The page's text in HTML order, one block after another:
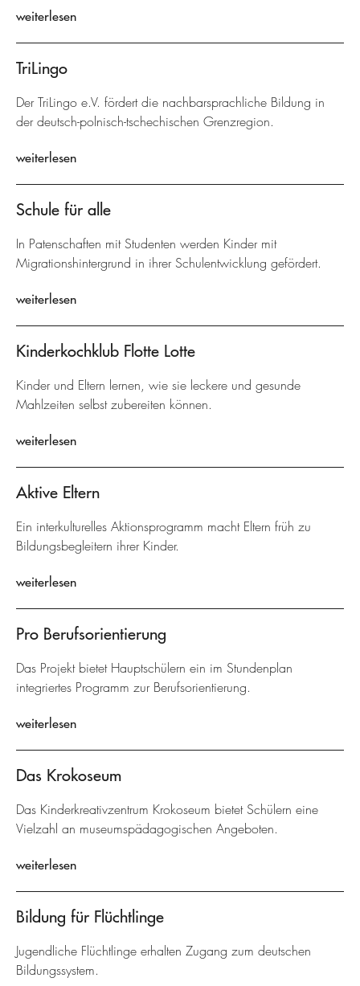
weiterlesen
TriLingo
Der TriLingo e.V. fördert die nachbarsprachliche Bildung in
der deutsch-polnisch-tschechischen Grenzregion.
weiterlesen
Schule für alle
In Patenschaften mit Studenten werden Kinder mit
Migrationshintergrund in ihrer Schulentwicklung gefördert.
weiterlesen
Kinderkochklub Flotte Lotte
Kinder und Eltern lernen, wie sie leckere und gesunde
Mahlzeiten selbst zubereiten können.
weiterlesen
Aktive Eltern
Ein interkulturelles Aktionsprogramm macht Eltern früh zu
Bildungsbegleitern ihrer Kinder.
weiterlesen
Pro Berufsorientierung
Das Projekt bietet Hauptschülern ein im Stundenplan
integriertes Programm zur Berufsorientierung.
weiterlesen
Das Krokoseum
Das Kinderkreativzentrum Krokoseum bietet Schülern eine
Vielzahl an museumspädagogischen Angeboten.
weiterlesen
Bildung für Flüchtlinge
Jugendliche Flüchtlinge erhalten Zugang zum deutschen
Bildungssystem.